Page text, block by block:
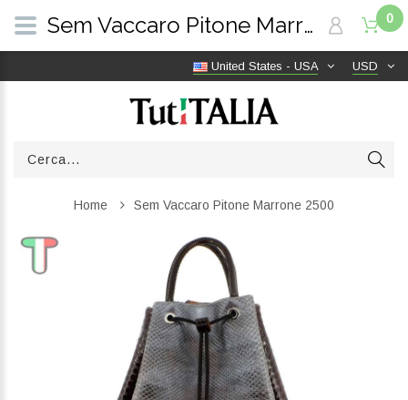
USD
United States - USA
0
Home Sem Vaccaro Pitone Marrone 2500
Sem Vaccaro Pitone Marrone 2500 | TutITALIA